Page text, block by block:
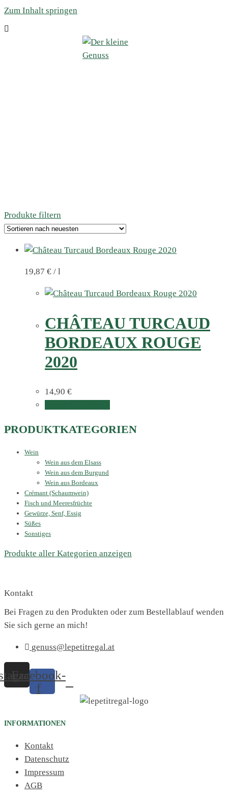
Zum Inhalt springen
Produkte filtern
19,87 € / l
CHÂTEAU TURCAUD
BORDEAUX ROUGE
2020
14,90 €
PRODUKTKATEGORIEN
Wein
Wein aus dem Elsass
Wein aus dem Burgund
Wein aus Bordeaux
Crémant (Schaumwein)
Fisch und Meeresfrüchte
Gewürze, Senf, Essig
Süßes
Sonstiges
Produkte aller Kategorien anzeigen
Kontakt
Bei Fragen zu den Produkten oder zum Bestellablauf wenden
Sie sich gerne an mich!
genuss@lepetitregal.at
Facebook-
f
INFORMATIONEN
Kontakt
Datenschutz
Impressum
AGB